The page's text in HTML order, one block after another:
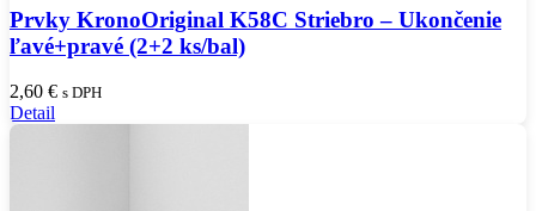
Prvky KronoOriginal K58C Striebro – Ukončenie
ľavé+pravé (2+2 ks/bal)
2,60 € s DPH
Detail